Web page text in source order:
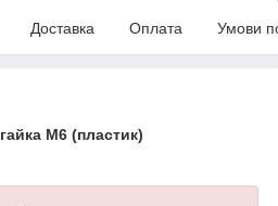
Доставка Оплата Умови
M6 (пластик)